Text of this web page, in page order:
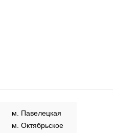
м. Павелецкая
м. Октябрьское